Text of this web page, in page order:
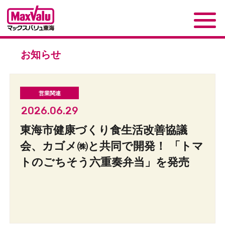
お知らせ
2026.06.29
東海市健康づくり食生活改善協議
会、カゴメ㈱と共同で開発！ 「トマ
トのごちそう六重奏弁当」を発売